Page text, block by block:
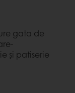
gata de
şi patiserie